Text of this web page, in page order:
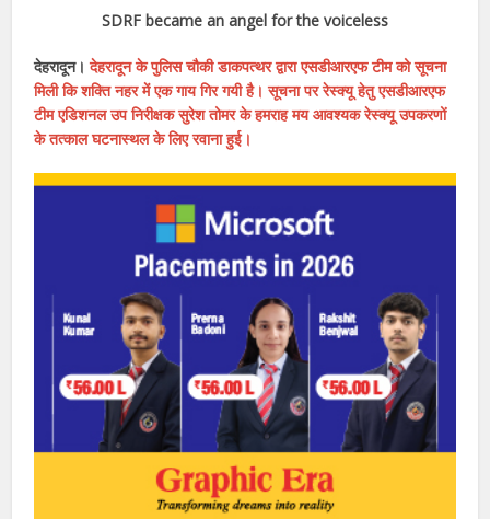
SDRF became an angel for the voiceless
देहरादून। देहरादून के पुलिस चौकी डाकपत्थर द्वारा एसडीआरएफ टीम को सूचना
मिली कि शक्ति नहर में एक गाय गिर गयी है। सूचना पर रेस्क्यू हेतु एसडीआरएफ
टीम एडिशनल उप निरीक्षक सुरेश तोमर के हमराह मय आवश्यक रेस्क्यू उपकरणों
के तत्काल घटनास्थल के लिए रवाना हुई।